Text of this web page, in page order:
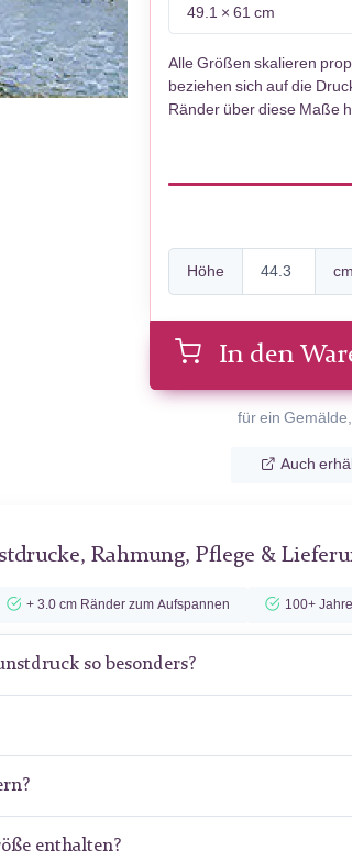
49.1 × 61 cm
Alle Größen skalieren
beziehen sich auf die
Ränder über diese Maße
Höhe cm
In den
für ein
Auch
Rahmung, Pflege &
+ 3.0 cm Ränder zum Aufspannen 100+
so besonders?
enthalten?